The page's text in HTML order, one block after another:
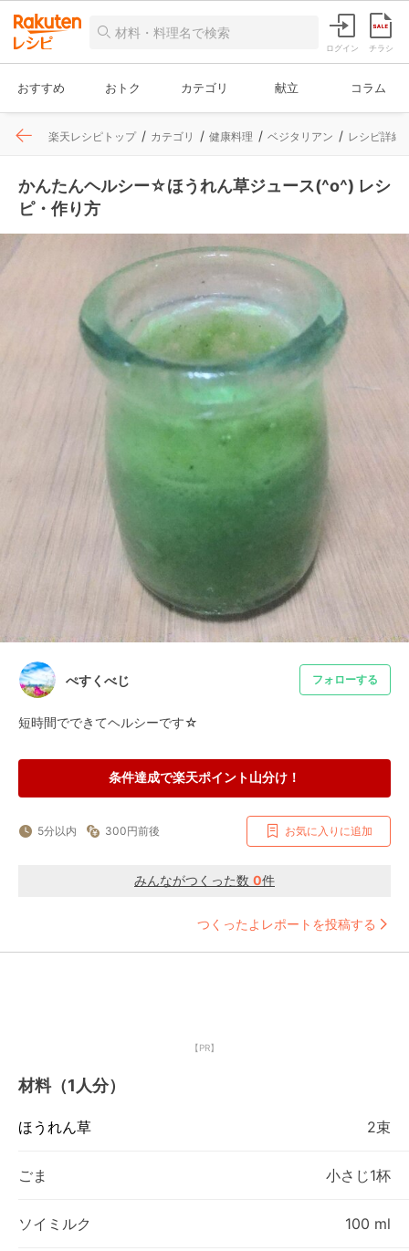
ログイン チラシ
おすすめ おトク カテゴリ 献立 コラム
楽天レシピトップ カテゴリ 健康料理 ベジタリアン レシピ詳細
かんたんヘルシー☆ほうれん草ジュース(^o^) レシ
ピ・作り方
ぺすくべじ フォローする
短時間でできてヘルシーです☆
条件達成で楽天ポイント山分け！
5分以内 300円前後 お気に入りに追加
みんながつくった数 0件
つくったよレポートを投稿する
【PR】
材料（1人分）
ほうれん草 2束
ごま 小さじ1杯
ソイミルク 100 ml